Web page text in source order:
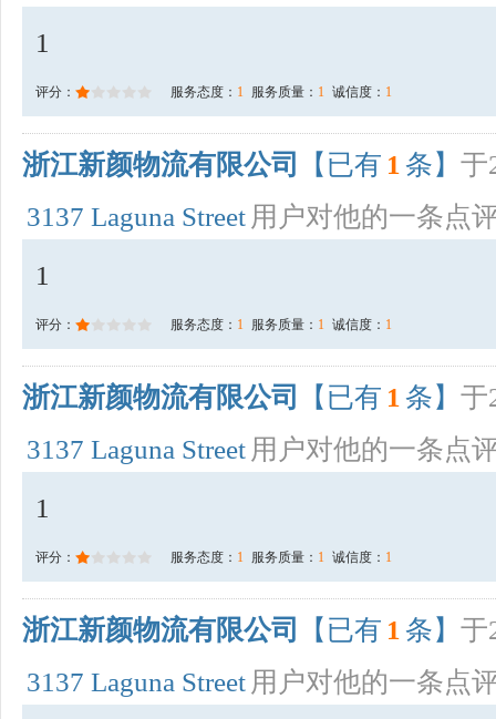
1
评分： 服务态度： 1 服务质量： 1 诚信度： 1
浙江新颜物流有限公司 【已有 1 条】 于
3137 Laguna Street 用户对他的一条点
1
评分： 服务态度： 1 服务质量： 1 诚信度： 1
浙江新颜物流有限公司 【已有 1 条】 于
3137 Laguna Street 用户对他的一条点
1
评分： 服务态度： 1 服务质量： 1 诚信度： 1
浙江新颜物流有限公司 【已有 1 条】 于
3137 Laguna Street 用户对他的一条点